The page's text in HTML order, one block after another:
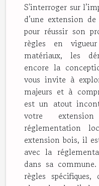
S'interroger sur
d’une extension
pour réussir son
règles en
matériaux, les
encore la
vous invite à
majeurs et à
est un atout
votre
réglementation
extension bois, il
avec la
dans sa
règles